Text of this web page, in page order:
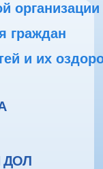
организации
граждан
и их
ДОЛ